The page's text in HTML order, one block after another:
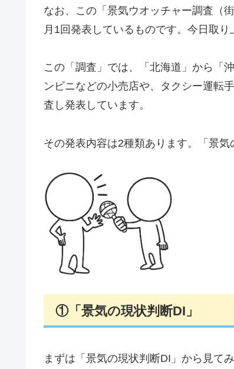
なお、この「景気ウオッチャー調査（
月1回発表しているものです。今日取
この「調査」では、「北海道」から「
ンビニなどの小売店や、タクシー運転
査し発表しています。
その発表内容は2種類あります。「景気
①「景気の現状判断DI」
まずは「景気の現状判断DI」から見てみ